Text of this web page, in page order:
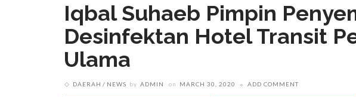
Iqbal Suhaeb Pimpin
Desinfektan Hotel Transit
Ulama
DAERAH NEWS by ADMIN on MARCH 30, 2020 ADD COMMENT